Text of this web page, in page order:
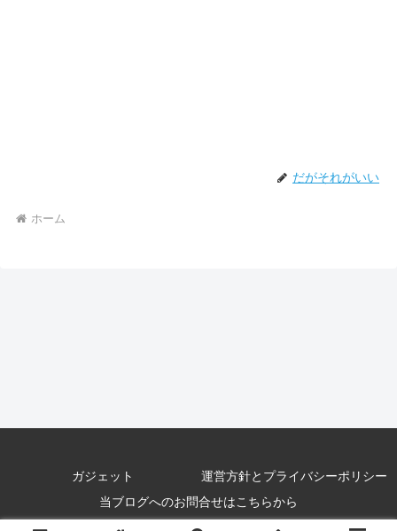
だがそれがいい
ホーム
ガジェット
運営方針とプライバシーポリシー
当ブログへのお問合せはこちらから